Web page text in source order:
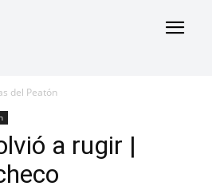
del Peatón
a rugir |